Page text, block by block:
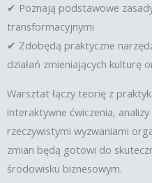
✔ Poznają podstawowe
transformacyjnymi
✔ Zdobędą praktyczne
działań zmieniających kulturę
Warsztat łączy teorię z
interaktywne ćwiczenia,
rzeczywistymi wyzwaniami
zmian będą gotowi do
środowisku biznesowym.